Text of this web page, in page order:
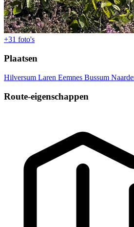
+31 foto's
Plaatsen
Hilversum Laren Eemnes Bussum
Route-eigenschappen